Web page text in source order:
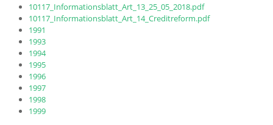
10117_Informationsblatt_Art_13_25_05_2018.pdf
10117_Informationsblatt_Art_14_Creditreform.pdf
1991
1993
1994
1995
1996
1997
1998
1999